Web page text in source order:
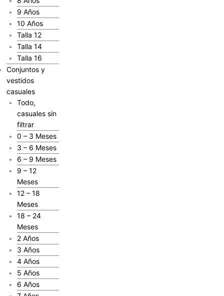
9 Años
10 Años
Talla 12
Talla 14
Talla 16
Conjuntos y
vestidos
casuales
Todo,
casuales sin
filtrar
0 – 3 Meses
3 – 6 Meses
6 – 9 Meses
9 – 12
Meses
12 – 18
Meses
18 – 24
Meses
2 Años
3 Años
4 Años
5 Años
6 Años